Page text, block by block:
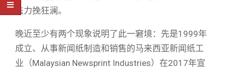
法力挽狂澜。
晚近至少有两个现象说明了此一窘境：先是1999年
成立、从事新闻纸制造和销售的马来西亚新闻纸工
业（Malaysian Newsprint Industries）在2017年宣